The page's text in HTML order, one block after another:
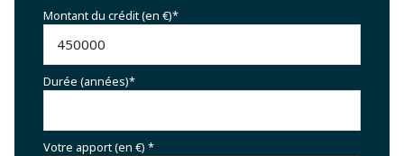
Montant du crédit (en €)*
Durée (années)*
Votre apport (en €) *